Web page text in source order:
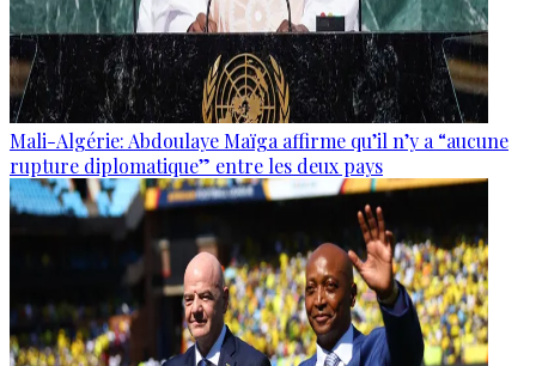
Mali-Algérie: Abdoulaye Maïga affirme qu’il n’y a “aucune
rupture diplomatique” entre les deux pays